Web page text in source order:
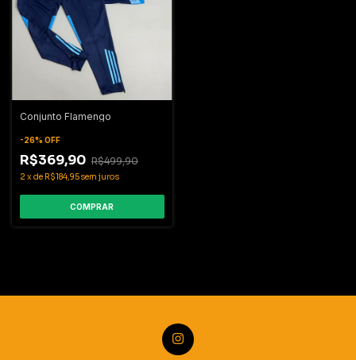
Conjunto Flamengo
-26% OFF
R$369,90 R$499,90
2 xde R$184,95sem juros
COMPRAR